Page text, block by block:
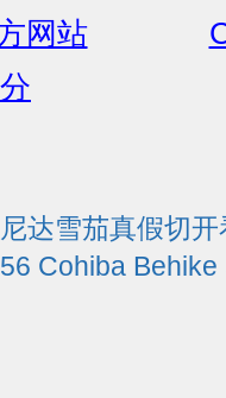
网站
达雪茄真假切开
Cohiba